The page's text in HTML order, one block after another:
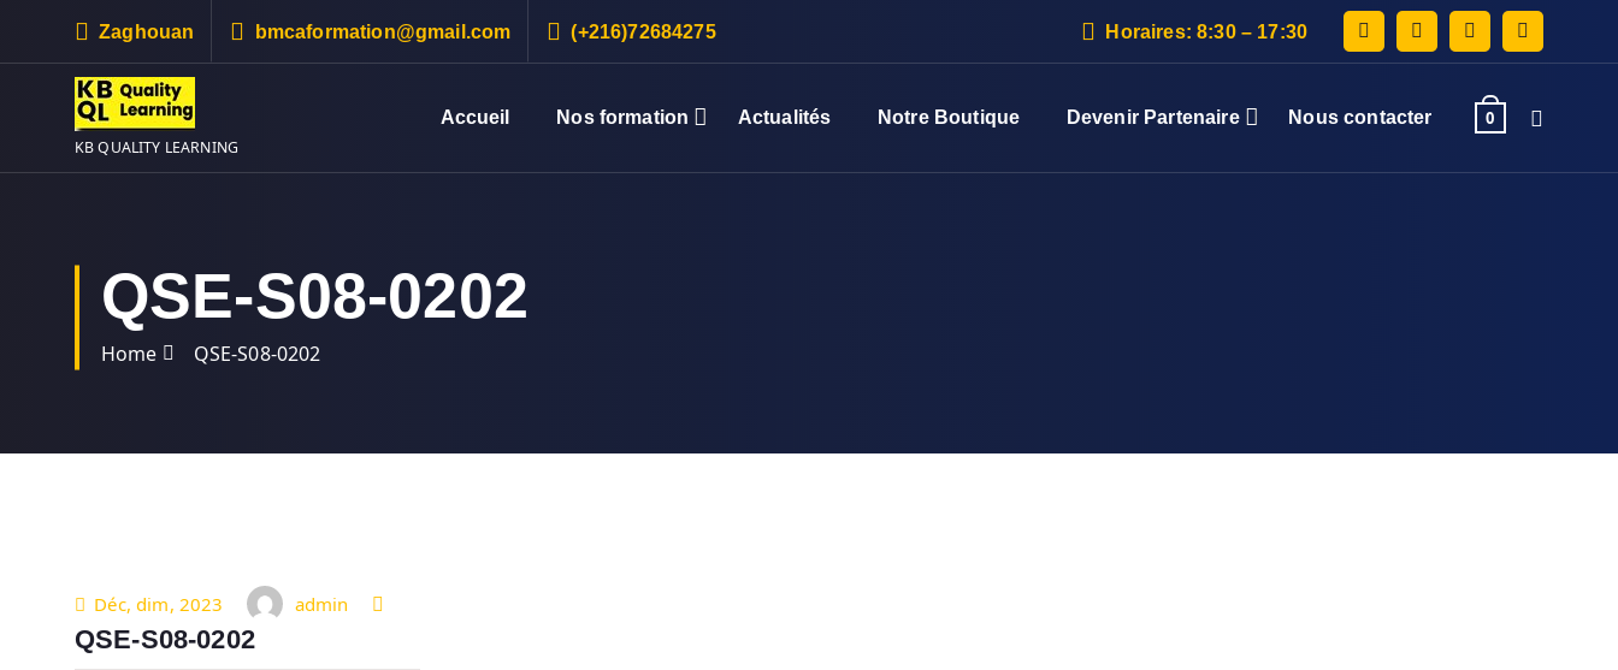
Zaghouan bmcaformation@gmail.com (+216)72684275 Horaires: 8:30 – 17:30
KB QUALITY LEARNING
Accueil Nos formation Actualités Notre Boutique Devenir Partenaire Nous contacter 0
QSE-S08-0202
Home QSE-S08-0202
Déc, dim, 2023 admin
QSE-S08-0202